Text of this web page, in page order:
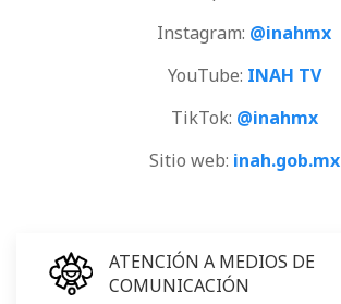
Instagram: @inahmx
YouTube: INAH TV
TikTok: @inahmx
Sitio web: inah.gob.mx
ATENCIÓN A MEDIOS DE
COMUNICACIÓN